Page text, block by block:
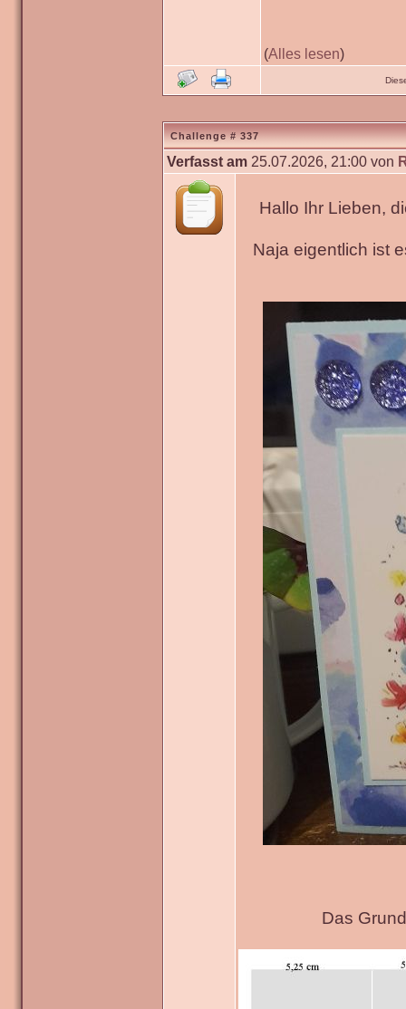
(Alles lesen)
Challenge # 337
Verfasst am 25.07.2026, 21:00 von
Hallo Ihr Lieben,
Naja eigentlich ist
Das